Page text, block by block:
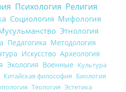
Психология Религия
Социология Мифология
Этнология
Педагогика Методология
Искусство Археология
Экология Военные Культура
Китайская философия Биология
Теология Эстетика